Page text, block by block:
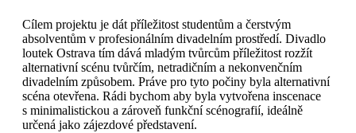
Cílem projektu je dát příležitost studentům a čerstvým
absolventům v profesionálním divadelním prostředí. Divadlo
loutek Ostrava tím dává mladým tvůrcům příležitost rozžít
alternativní scénu tvůrčím, netradičním a nekonvenčním
divadelním způsobem. Práve pro tyto počiny byla alternativní
scéna otevřena. Rádi bychom aby byla vytvořena inscenace
s minimalistickou a zároveň funkční scénografií, ideálně
určená jako zájezdové představení.